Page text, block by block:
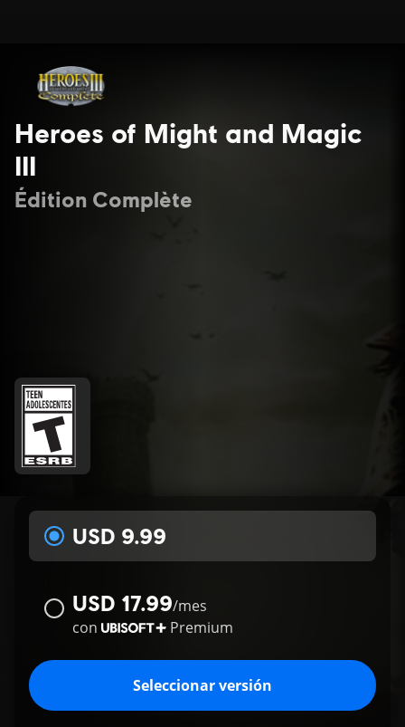
Heroes of Might and Magic
III
Édition Complète
USD 9.99
USD 17.99/mes
con
Premium
Seleccionar versión